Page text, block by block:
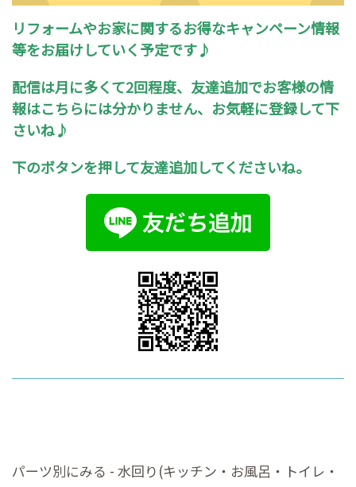
リフォームやお家に関するお得なキャンペーン情報
等をお届けしていく予定です♪
配信は月に多くて2回程度、友達追加でお客様の情
報はこちらには分かりません、お気軽に登録して下
さいね♪
下のボタンを押して友達追加してくださいね。
パーツ別にみる - 水回り(キッチン・お風呂・トイレ・